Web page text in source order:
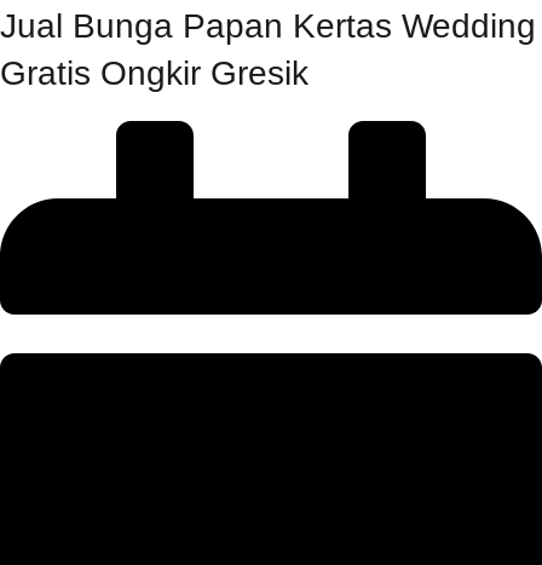
Jual Bunga Papan Kertas Wedding
Gratis Ongkir Gresik